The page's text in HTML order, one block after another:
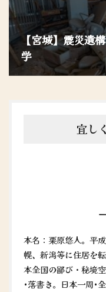
【宮城】震災遺
学
宜し
本名：栗原悠人。平
幌、新潟等に住居を
本全国の鄙び・秘境
•落書き。日本一周•